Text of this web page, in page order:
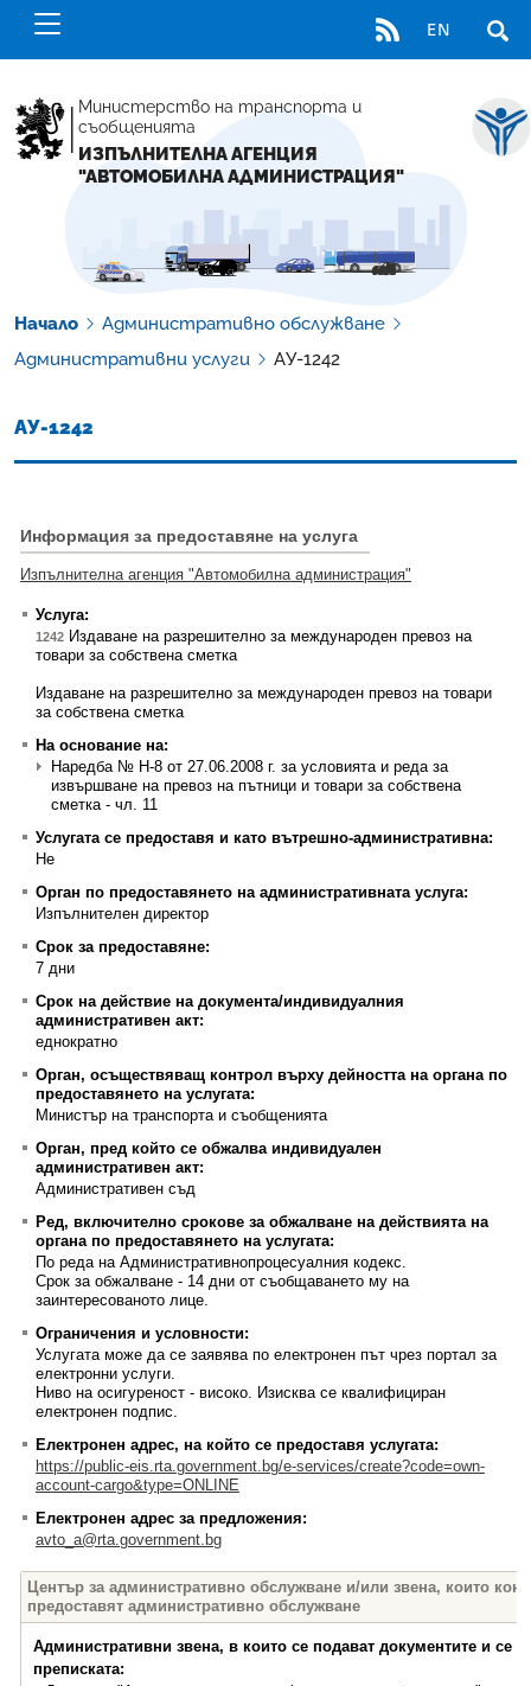
RSS EN
Министерство на транспорта и
съобщенията
ИЗПЪЛНИТЕЛНА АГЕНЦИЯ
"АВТОМОБИЛНА АДМИНИСТРАЦИЯ"
Начало
Административно обслужване
Административни услуги
АУ-1242
АУ-1242